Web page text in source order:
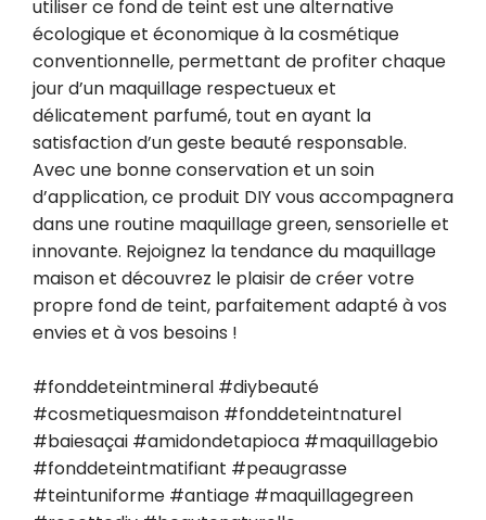
utiliser ce fond de teint est une alternative
écologique et économique à la cosmétique
conventionnelle, permettant de profiter chaque
jour d’un maquillage respectueux et
délicatement parfumé, tout en ayant la
satisfaction d’un geste beauté responsable.
Avec une bonne conservation et un soin
d’application, ce produit DIY vous accompagnera
dans une routine maquillage green, sensorielle et
innovante. Rejoignez la tendance du maquillage
maison et découvrez le plaisir de créer votre
propre fond de teint, parfaitement adapté à vos
envies et à vos besoins !
#fonddeteintmineral #diybeauté
#cosmetiquesmaison #fonddeteintnaturel
#baiesaçai #amidondetapioca #maquillagebio
#fonddeteintmatifiant #peaugrasse
#teintuniforme #antiage #maquillagegreen